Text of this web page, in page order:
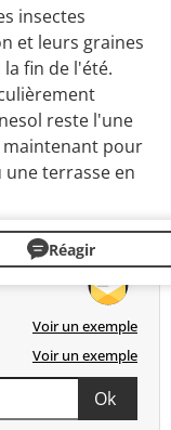
insectes
et leurs graines
fin de l'été.
reste l'une
maintenant pour
terrasse en
Réagir
Voir un exemple
Voir un exemple